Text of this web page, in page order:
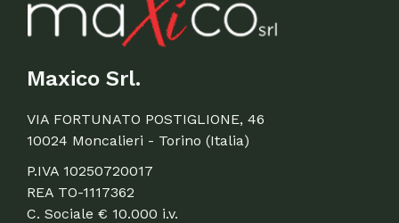
Maxico Srl.
VIA FORTUNATO POSTIGLIONE, 46
10024 Moncalieri - Torino (Italia)
P.IVA 10250720017
REA TO-1117362
C. Sociale € 10.000 i.v.